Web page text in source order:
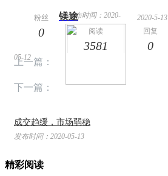
2020-5-13
13:18
镁途
粉丝
0 阅读
3581
回复
0
上一篇：
发布时间：2020-
05-12
下一篇：
成交趋缓，市场弱稳
发布时间：2020-05-13
精彩阅读